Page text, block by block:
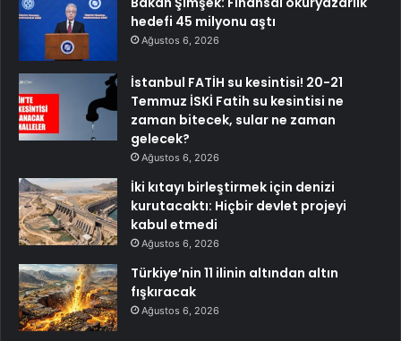
hedefi 45 milyonu aştı
Ağustos 6, 2026
İstanbul FATİH su kesintisi! 20-21
Temmuz İSKİ Fatih su kesintisi ne
zaman bitecek, sular ne zaman
gelecek?
Ağustos 6, 2026
İki kıtayı birleştirmek için denizi
kurutacaktı: Hiçbir devlet projeyi
kabul etmedi
Ağustos 6, 2026
Türkiye’nin 11 ilinin altından altın
fışkıracak
Ağustos 6, 2026